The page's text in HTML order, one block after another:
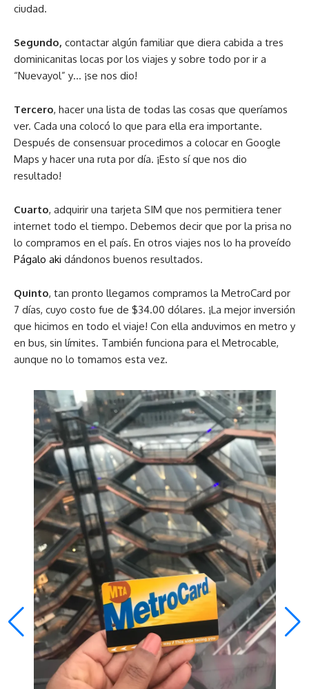
ciudad.
Segundo, contactar algún familiar que diera cabida a tres
dominicanitas locas por los viajes y sobre todo por ir a
“Nuevayol” y… ¡se nos dio!
Tercero, hacer una lista de todas las cosas que queríamos
ver. Cada una colocó lo que para ella era importante.
Después de consensuar procedimos a colocar en Google
Maps y hacer una ruta por día. ¡Esto sí que nos dio
resultado!
Cuarto, adquirir una tarjeta SIM que nos permitiera tener
internet todo el tiempo. Debemos decir que por la prisa no
lo compramos en el país. En otros viajes nos lo ha proveído
Págalo aki dándonos buenos resultados.
Quinto, tan pronto llegamos compramos la MetroCard por
7 días, cuyo costo fue de $34.00 dólares. ¡La mejor inversión
que hicimos en todo el viaje! Con ella anduvimos en metro y
en bus, sin límites. También funciona para el Metrocable,
aunque no lo tomamos esta vez.